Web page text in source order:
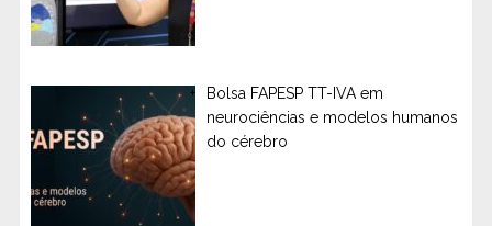
Bolsa FAPESP TT-IVA em
neurociências e modelos humanos
do cérebro